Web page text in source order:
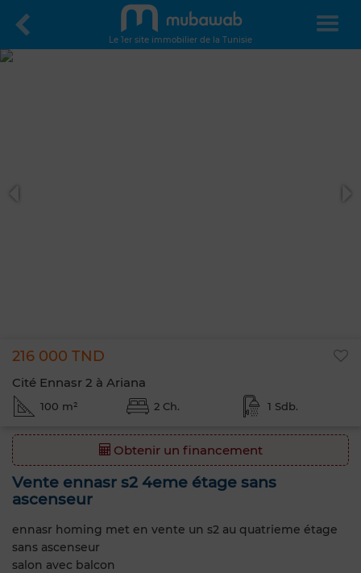
Le 1er site immobilier de la Tunisie
216 000 TND
Cité Ennasr 2 à Ariana
100 m² 2 Ch. 1 Sdb.
Obtenir un financement
Vente ennasr s2 4eme étage sans
ascenseur
ennasr homing met en vente un s2 au quatrieme étage
sans ascenseur
salon avec balcon